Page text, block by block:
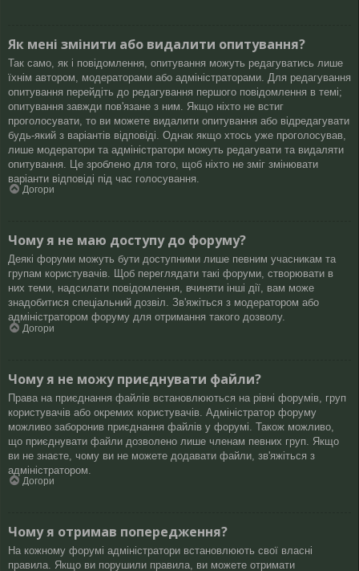
Як мені змінити або видалити опитування?
Так само, як і повідомлення, опитування можуть редагуватись лише
їхнім автором, модераторами або адміністраторами. Для редагування
опитування перейдіть до редагування першого повідомлення в темі;
опитування завжди пов'язане з ним. Якщо ніхто не встиг
проголосувати, то ви можете видалити опитування або відредагувати
будь-який з варіантів відповіді. Однак якщо хтось уже проголосував,
лише модератори та адміністратори можуть редагувати та видаляти
опитування. Це зроблено для того, щоб ніхто не зміг змінювати
варіанти відповіді під час голосування.
Догори
Чому я не маю доступу до форуму?
Деякі форуми можуть бути доступними лише певним учасникам та
групам користувачів. Щоб переглядати такі форуми, створювати в
них теми, надсилати повідомлення, вчиняти інші дії, вам може
знадобитися спеціальний дозвіл. Зв'яжіться з модератором або
адміністратором форуму для отримання такого дозволу.
Догори
Чому я не можу приєднувати файли?
Права на приєднання файлів встановлюються на рівні форумів, груп
користувачів або окремих користувачів. Адміністратор форуму
можливо заборонив приєднання файлів у форумі. Також можливо,
що приєднувати файли дозволено лише членам певних груп. Якщо
ви не знаєте, чому ви не можете додавати файли, зв'яжіться з
адміністратором.
Догори
Чому я отримав попередження?
На кожному форумі адміністратори встановлюють свої власні
правила. Якщо ви порушили правила, ви можете отримати